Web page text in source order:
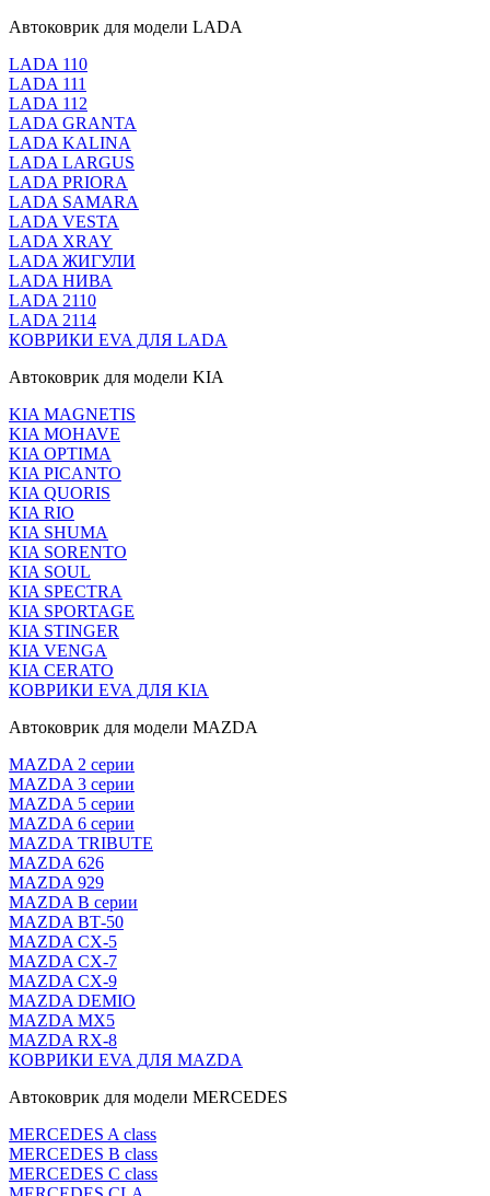
Автоковрик для модели LADA
LADA 110
LADA 111
LADA 112
LADA GRANTA
LADA KALINA
LADA LARGUS
LADA PRIORA
LADA SAMARA
LADA VESTA
LADA XRAY
LADA ЖИГУЛИ
LADA НИВА
LADA 2110
LADA 2114
КОВРИКИ EVA ДЛЯ LADA
Автоковрик для модели KIA
KIA MAGNETIS
KIA MOHAVE
KIA OPTIMA
KIA PICANTO
KIA QUORIS
KIA RIO
KIA SHUMA
KIA SORENTO
KIA SOUL
KIA SPECTRA
KIA SPORTAGE
KIA STINGER
KIA VENGA
KIA CERATO
КОВРИКИ EVA ДЛЯ KIA
Автоковрик для модели MAZDA
MAZDA 2 серии
MAZDA 3 серии
MAZDA 5 серии
MAZDA 6 серии
MAZDA TRIBUTE
MAZDA 626
MAZDA 929
MAZDA В серии
MAZDA ВТ-50
MAZDA CX-5
MAZDA CX-7
MAZDA CX-9
MAZDA DEMIO
MAZDA MX5
MAZDA RX-8
КОВРИКИ EVA ДЛЯ MAZDA
Автоковрик для модели MERCEDES
MERCEDES A class
MERCEDES B class
MERCEDES C class